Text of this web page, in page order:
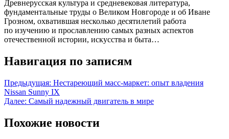
Древнерусская культура и средневековая литература,
фундаментальные труды о Великом Новгороде и об Иване
Грозном, охватившая несколько десятилетий работа
по изучению и прославлению самых разных аспектов
отечественной истории, искусства и быта…
Навигация по записям
Предыдущая: Нестареющий масс-маркет: опыт владения
Nissan Sunny IX
Далее: Самый надежный двигатель в мире
Похожие новости